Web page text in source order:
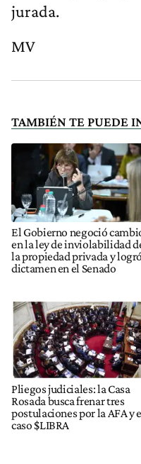
jurada.
MV
TAMBIÉN TE PUEDE
El Gobierno negoció
en la ley de inviolabilidad
la propiedad privada y logró
dictamen en el Senado
Pliegos judiciales: la Casa
Rosada busca frenar tres
postulaciones por la AFA y
caso $LIBRA